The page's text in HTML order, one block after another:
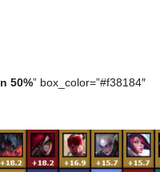
50%” box_color=”#f38184″